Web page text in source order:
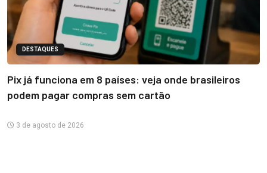
DESTAQUES
Pix já funciona em 8 países: veja onde brasileiros
podem pagar compras sem cartão
3 de agosto de 2026